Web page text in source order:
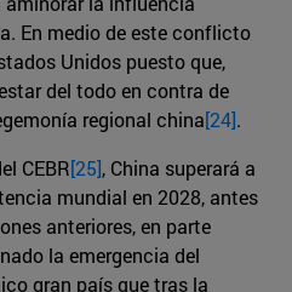
En medio de este conflicto
Unidos puesto que,
del todo en contra de
regional china[24].
CEBR[25], China superará a
mundial en 2028, antes
anteriores, en parte
la emergencia del
gran país que tras la